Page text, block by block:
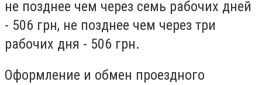
не позднее чем через семь рабочих дней
- 506 грн, не позднее чем через три
рабочих дня - 506 грн.
Оформление и обмен проездного